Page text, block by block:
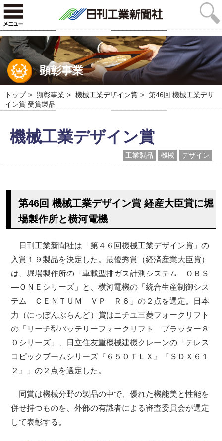
顕彰事業
トップ 顕彰事業 機械工業デザイン賞
第46回 機械工業デザ
イン賞 受賞製品
機械工業デザイン賞
工業製品 機械 デザイン
第46回 機械工業デザイン賞 経産大臣賞に堀
場製作所と横河電機
日刊工業新聞社は「第４６回機械工業デザイン賞」の
入賞１９製品を決定した。最優秀賞（経済産業大臣賞）
は、堀場製作所の「車載型排ガス計測システム ＯＢＳ
―ＯＮＥシリーズ」と、横河電機の「統合生産制御シス
テム ＣＥＮＴＵＭ ＶＰ Ｒ６」の２点を選定。日本
力（にっぽんぶらんど）賞はニチユ三菱フォークリフト
の「リーチ型バッテリーフォークリフト プラッター８
０シリーズ」、日立住友重機械建機クレーンの「テレス
コピックブームシリーズ『６５０ＴＬＸ』『ＳＤＸ６１
２』」の２点を選定した。
同賞は機械分野の製品の中で、優れた機能美と性能を
併せ持つものを、外部の有識者による審査委員会が選定
して表彰する。